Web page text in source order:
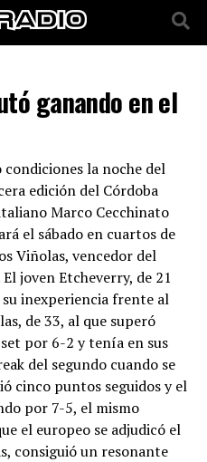
ganando en el
la noche del
edición del Córdoba
Marco Cecchinato
el sábado en cuartos de
Viñolas, vencedor del
joven Etcheverry, de 21
inexperiencia frente al
de 33, al que superó
por 6-2 y tenía en sus
del segundo cuando se
cinco puntos seguidos y el
por 7-5, el mismo
el europeo se adjudicó el
consiguió un resonante